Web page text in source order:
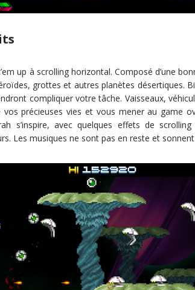
up à scrolling horizontal. Composé d’une
grottes et autres planètes désertiques.
compliquer votre tâche. Vaisseaux,
précieuses vies et vous mener au game
s’inspire, avec quelques effets de
Les musiques ne sont pas en reste et